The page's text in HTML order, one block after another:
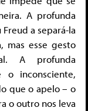
A profunda
a separá-la
mas esse gesto
A profunda
inconsciente,
que o apelo – o
o outro nos leva